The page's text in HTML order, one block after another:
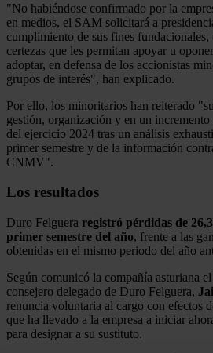
"No habiéndose confirmado por la
en medios, el SAM solicitará a
cumplimiento de sus fines fundacionales,
certezas que les permitan apoyar u
adoptar, en defensa de los accionistas
grupos de interés", han explicado.
Por ello, los minoritarios han reiterado
gestión, organización y en un
del ejercicio 2024 tras un análisis
primer semestre y de la información
CNMV".
Los resultados
Duro Felguera registró pérdidas de
primer semestre del año, frente a las
obtenidas en el mismo periodo del año
Según comunicó la compañía asturiana
consejero delegado de Duro Felguera,
renuncia voluntaria al cargo con efectos
que ha llevado a la empresa a iniciar
para designar a su sustituto.